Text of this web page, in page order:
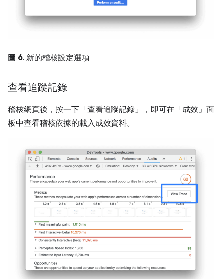
圖 6. 新的稽核設定選項
查看追蹤記錄
稽核網頁後，按一下「查看追蹤記錄」 ，即可在「成效」 面
板中查看稽核依據的載入成效資料。